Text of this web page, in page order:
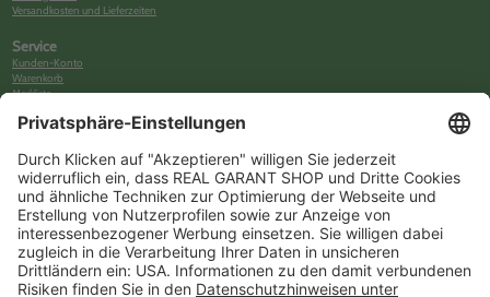
Versandkosten und Lieferzeiten
Service
Kunden-Konto
Warenkorb
Merkliste
Newsletter
FAQs
Über uns
Kategorien
Betriebsorganisation (52)
Schlüsselorganisation (140)
Reifenorganisation (35)
Werkstattorganisation (166)
Preisauszeichnung und Preisdisplays (35)